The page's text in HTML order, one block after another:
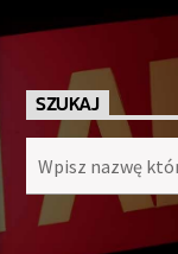
SZUKAJ